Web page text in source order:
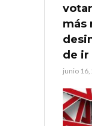
más
de ir
junio 16,